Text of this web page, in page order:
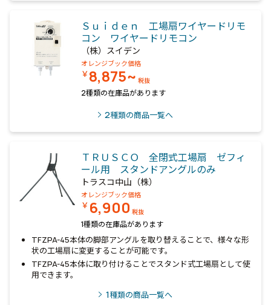
Ｓｕｉｄｅｎ 工場扇ワイヤードリモ
コン ワイヤードリモコン
（株）スイデン
オレンジブック価格
￥8,875~ 税抜
2種類の在庫品があります
2種類の商品一覧へ
ＴＲＵＳＣＯ 全閉式工場扇 ゼフィ
ール用 スタンドアングルのみ
トラスコ中山（株）
オレンジブック価格
￥ 6,900 税抜
1種類の在庫品があります
TFZPA-45本体の脚部アングルを取り替えることで、様々な形
状の工場扇に変更することが可能です。
TFZPA-45本体に取り付けることでスタンド式工場扇として使
用できます。
1種類の商品一覧へ